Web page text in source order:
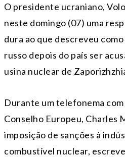
O presidente ucraniano,
neste domingo (07) uma
dura ao que descreveu
russo depois do país ser
usina nuclear de
Durante um telefonema
Conselho Europeu, Charles
imposição de sanções à
combustível nuclear,